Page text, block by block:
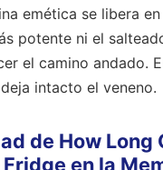
emética se libera
potente ni el
el camino andado.
intacto el veneno.
de How Long
Fridge en la